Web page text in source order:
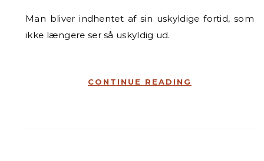
Man bliver indhentet af sin uskyldige fortid, som
ikke længere ser så uskyldig ud.
CONTINUE READING